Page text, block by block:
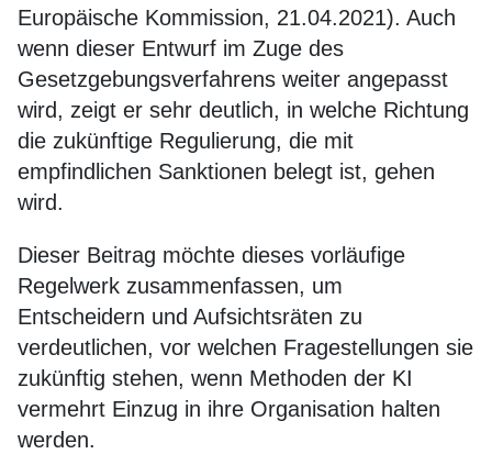
Europäische Kommission, 21.04.2021). Auch
wenn dieser Entwurf im Zuge des
Gesetzgebungsverfahrens weiter angepasst
wird, zeigt er sehr deutlich, in welche Richtung
die zukünftige Regulierung, die mit
empfindlichen Sanktionen belegt ist, gehen
wird.
Dieser Beitrag möchte dieses vorläufige
Regelwerk zusammenfassen, um
Entscheidern und Aufsichtsräten zu
verdeutlichen, vor welchen Fragestellungen sie
zukünftig stehen, wenn Methoden der KI
vermehrt Einzug in ihre Organisation halten
werden.